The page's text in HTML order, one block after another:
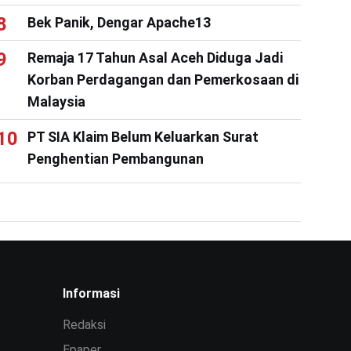
Bek Panik, Dengar Apache13
Remaja 17 Tahun Asal Aceh Diduga Jadi
Korban Perdagangan dan Pemerkosaan di
Malaysia
PT SIA Klaim Belum Keluarkan Surat
Penghentian Pembangunan
Informasi
Redaksi